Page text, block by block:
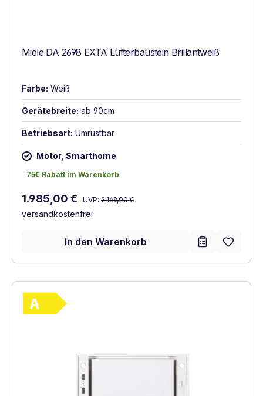
Miele DA 2698 EXTA Lüfterbaustein Brillantweiß
Farbe: Weiß
Gerätebreite: ab 90cm
Betriebsart: Umrüstbar
Motor, Smarthome
75€ Rabatt im Warenkorb
75€ Rabatt im Warenkorb
Verkaufspreis:
1.985,00 € Regulärer Preis:
UVP: 2.169,00 €
versandkostenfrei
In den Warenkorb